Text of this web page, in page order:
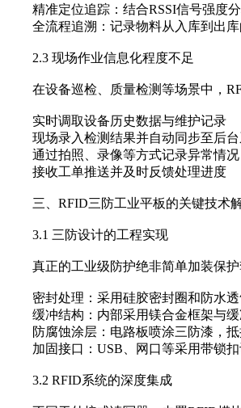
精准定位追踪‌：结合RSSI信号强度
全流程追溯‌：记录物料从入库到出
2.3 现场作业信息化程度不足
在设备巡检、质量检测等场景中，‌
实时调取设备历史数据与维护记录
现场录入检测结果并自动同步至后
通过拍照、录像等方式记录异常情况
接收工单推送并及时反馈处理进度
三、RFID三防工业平板的关键技术
3.1 三防设计的工程实现
真正的工业级防护绝非简单加装保
密封处理‌：采用硅胶密封圈和防水
缓冲结构‌：内部采用镁合金框架与
防腐蚀涂层‌：电路板喷涂三防漆，
加固接口‌：USB、网口等采用带锁
3.2 RFID系统的深度集成